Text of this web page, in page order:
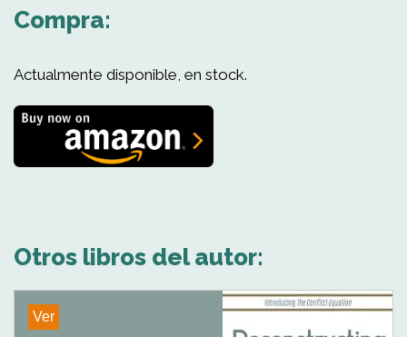
Compra:
Actualmente disponible, en stock.
Otros libros del autor:
Ver